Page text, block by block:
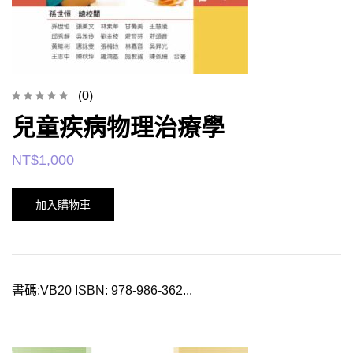
(0)
兒童疾病物理治療學
NT$1,000
加入購物車
書碼:VB20 ISBN: 978-986-362...